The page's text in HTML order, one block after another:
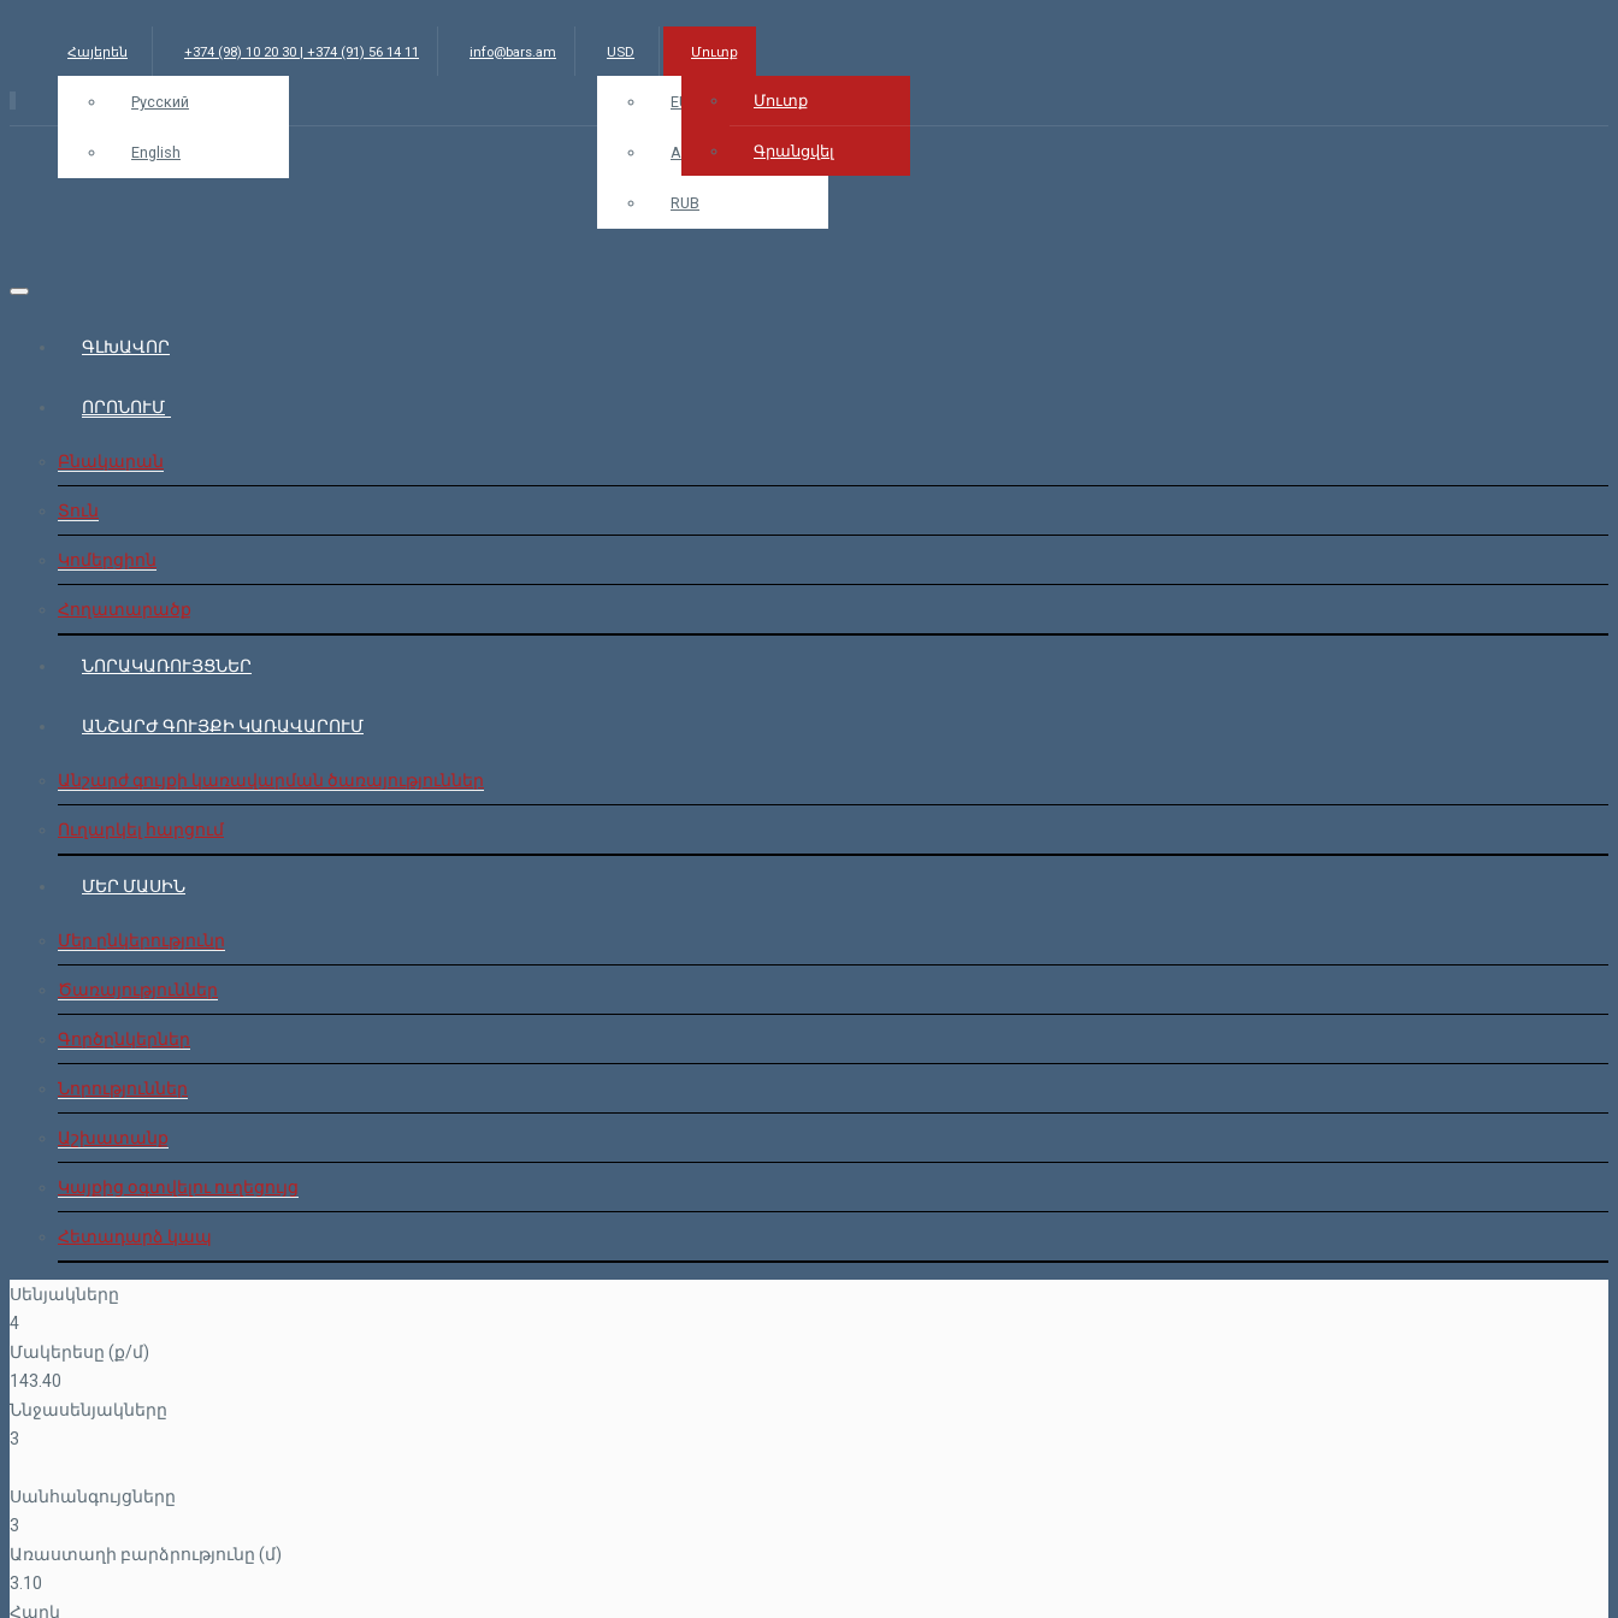
Հայերեն
Русский
English
+374 (98) 10 20 30 | +374 (91) 56 14 11 info@bars.am USD
EUR
AMD
RUB
Մուտք
Մուտք
Գրանցվել
ԳԼԽԱՎՈՐ
ՈՐՈՆՈՒՄ
Բնակարան
Տուն
Կոմերցիոն
Հողատարածք
ՆՈՐԱԿԱՌՈՒՅՑՆԵՐ
ԱՆՇԱՐԺ ԳՈՒՅՔԻ ԿԱՌԱՎԱՐՈՒՄ
Անշարժ գույքի կառավարման ծառայություններ
Ուղարկել հարցում
ՄԵՐ ՄԱՍԻՆ
Մեր ընկերությունը
Ծառայություններ
Գործընկերներ
Նորություններ
Աշխատանք
Կայքից օգտվելու ուղեցույց
Հետադարձ կապ
Սենյակները
4
Մակերեսը (ք/մ)
143.40
Ննջասենյակները
3
Սանհանգույցները
3
Առաստաղի բարձրությունը (մ)
3.10
Հարկ